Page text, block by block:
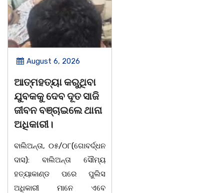
August 6, 2026
ଆତ୍ମହତ୍ୟା କରୁଥିବା
ଯୁବକକୁ ଦେବ ଦୂତ ସାଜି
ଜୀବନ ବଞ୍ଚାଇଲେ ଥାନା
ଅଧିକାରୀ।
ବାଲିଅନ୍ତା, ୦୫/୦୮(ଗୋବର୍ଦ୍ଧନ
ଦାସ): ବାଲିଅନ୍ତା ସୌମ୍ୟ
ହତ୍ୟାକାଣ୍ଡ ପରେ ପୁଲିସ
ଅଧିକାରୀ ମାନେ ଏବେ